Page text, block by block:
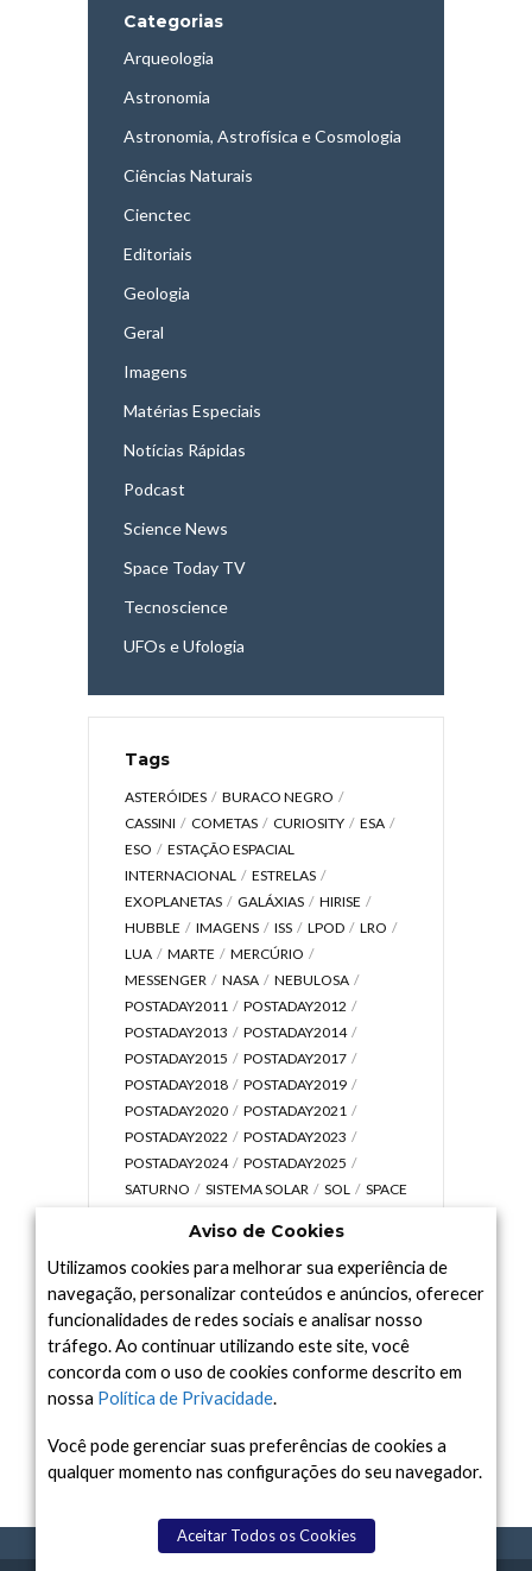
Categorias
Arqueologia
Astronomia
Astronomia, Astrofísica e Cosmologia
Ciências Naturais
Cienctec
Editoriais
Geologia
Geral
Imagens
Matérias Especiais
Notícias Rápidas
Podcast
Science News
Space Today TV
Tecnoscience
UFOs e Ufologia
Tags
ASTERÓIDES
BURACO NEGRO
CASSINI
COMETAS CURIOSITY
ESA
ESO
ESTAÇÃO ESPACIAL
INTERNACIONAL
ESTRELAS
EXOPLANETAS
GALÁXIAS
HIRISE
HUBBLE
IMAGENS ISS LPOD
LRO
LUA
MARTE
MERCÚRIO
MESSENGER
NASA
NEBULOSA
POSTADAY2011
POSTADAY2012
POSTADAY2013
POSTADAY2014
POSTADAY2015
POSTADAY2017
POSTADAY2018
POSTADAY2019
POSTADAY2020
POSTADAY2021
POSTADAY2022
POSTADAY2023
POSTADAY2024
POSTADAY2025
SATURNO
SISTEMA SOLAR SOL
SPACE
UNIVERSO
VÍDEO
Arquivo
Arquivo
Aviso de Cookies
Utilizamos cookies para melhorar sua experiência de
navegação, personalizar conteúdos e anúncios, oferecer
funcionalidades de redes sociais e analisar nosso
tráfego. Ao continuar utilizando este site, você
concorda com o uso de cookies conforme descrito em
nossa Política de Privacidade.
Você pode gerenciar suas preferências de cookies a
qualquer momento nas configurações do seu navegador.
Aceitar Todos os Cookies